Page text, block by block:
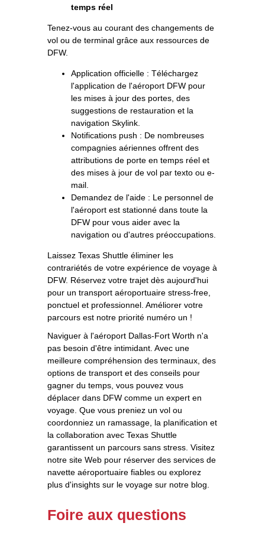
temps réel
Tenez-vous au courant des changements de
vol ou de terminal grâce aux ressources de
DFW.
Application officielle : Téléchargez
l'application de l'aéroport DFW pour
les mises à jour des portes, des
suggestions de restauration et la
navigation Skylink.
Notifications push : De nombreuses
compagnies aériennes offrent des
attributions de porte en temps réel et
des mises à jour de vol par texto ou e-
mail.
Demandez de l'aide : Le personnel de
l'aéroport est stationné dans toute la
DFW pour vous aider avec la
navigation ou d'autres préoccupations.
Laissez Texas Shuttle éliminer les
contrariétés de votre expérience de voyage à
DFW. Réservez votre trajet dès aujourd'hui
pour un transport aéroportuaire stress-free,
ponctuel et professionnel. Améliorer votre
parcours est notre priorité numéro un !
Naviguer à l'aéroport Dallas-Fort Worth n'a
pas besoin d'être intimidant. Avec une
meilleure compréhension des terminaux, des
options de transport et des conseils pour
gagner du temps, vous pouvez vous
déplacer dans DFW comme un expert en
voyage. Que vous preniez un vol ou
coordonniez un ramassage, la planification et
la collaboration avec Texas Shuttle
garantissent un parcours sans stress. Visitez
notre site Web pour réserver des services de
navette aéroportuaire fiables ou explorez
plus d'insights sur le voyage sur notre blog.
Foire aux questions